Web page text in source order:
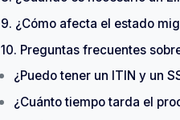
9. ¿Cómo afecta el estado
10. Preguntas frecuentes
¿Puedo tener un ITIN y un
¿Cuánto tiempo tarda el